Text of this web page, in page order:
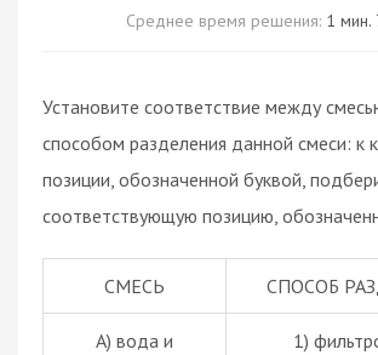
Среднее время решения: 1 мин.
Установите соответствие между
способом разделения данной смеси: к
позиции, обозначенной буквой,
соответствующую позицию,
СМЕСЬ СПОСОБ
А) вода и
1)